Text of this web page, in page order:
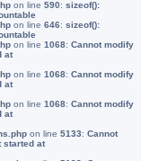
on line 590: sizeof():
on line 646: sizeof():
on line 1068: Cannot modify
at
on line 1068: Cannot modify
at
on line 1068: Cannot modify
at
on line 5133: Cannot
started at